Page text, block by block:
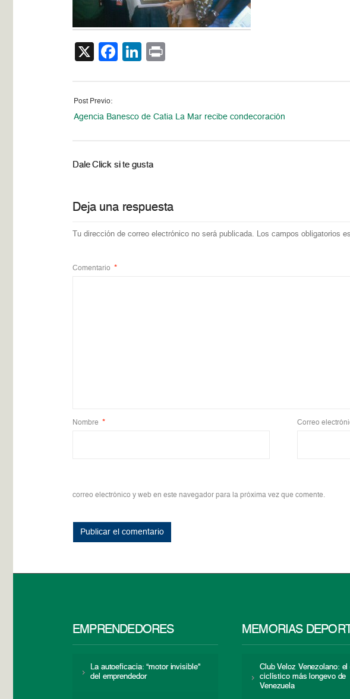
X Facebook
LinkedIn
Post Previo:
Agencia Banesco de Catia La Mar recibe condecoración
Dale Click si te gusta
Deja una respuesta
Tu dirección de correo electrónico no será publicada. Los campos obligatorios
Comentario *
Nombre * Correo
correo electrónico y web en este navegador para la próxima vez que comente.
EMPRENDEDORES
La autoeficacia: “motor invisible”
del emprendedor
MEMORIAS
Club Veloz Venezolano: el
ciclístico más longevo de
Venezuela